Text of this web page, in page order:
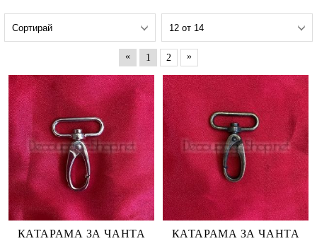
« 1 2 »
КАТАРАМА ЗА ЧАНТА
КАТАРАМА ЗА ЧАНТА